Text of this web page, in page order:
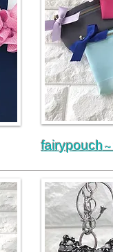
fairypouch